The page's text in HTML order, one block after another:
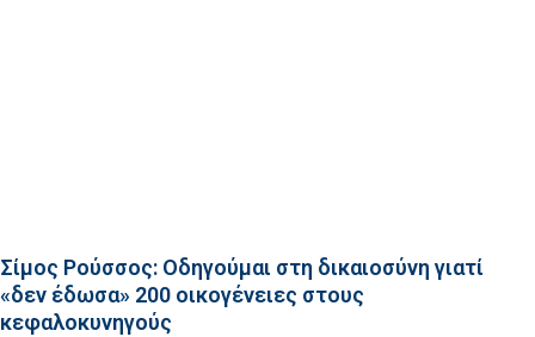
Σίμος Ρούσσος: Οδηγούμαι στη δικαιοσύνη γιατί
«δεν έδωσα» 200 οικογένειες στους
κεφαλοκυνηγούς